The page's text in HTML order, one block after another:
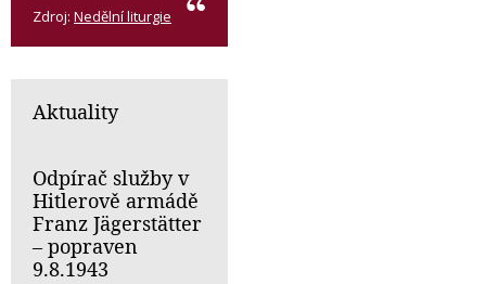
Zdroj: Nedělní liturgie
Aktuality
Odpírač služby v
Hitlerově armádě
Franz Jägerstätter
– popraven
9.8.1943